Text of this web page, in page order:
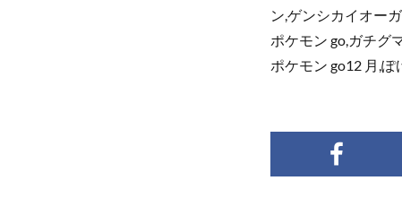
ン,ゲンシカイオー
ポケモン go,ガチグ
ポケモン go12 月,